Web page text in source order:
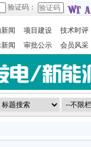
验证码：
闻 项目建设
技术时评
闻
审批公示 会员风采